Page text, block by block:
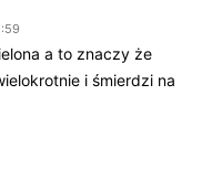
a to znaczy że
i śmierdzi na